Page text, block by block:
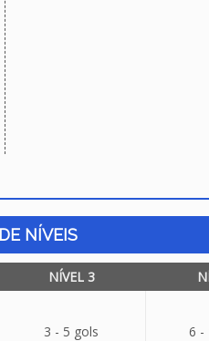
NÍVEIS
NÍVEL 3
3 - 5 gols 6 -